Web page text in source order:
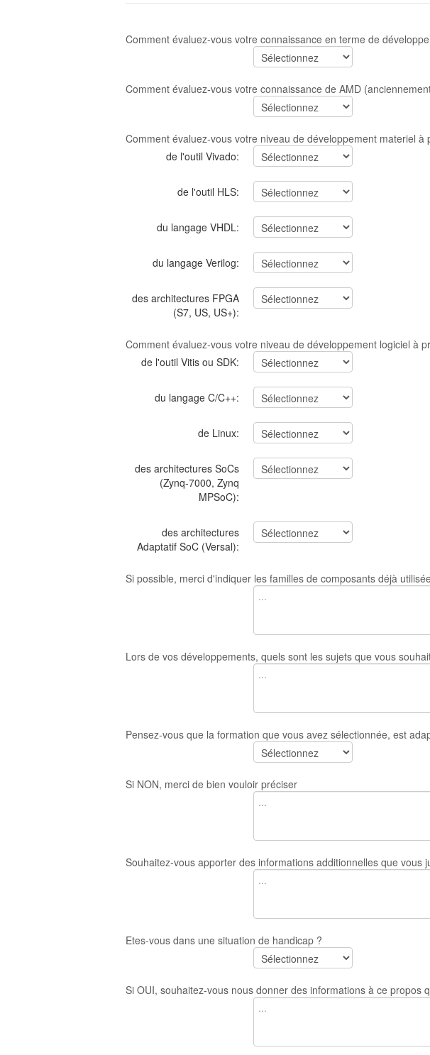
Comment évaluez-vous votre connaissance en terme de
Comment évaluez-vous votre connaissance de AMD
Comment évaluez-vous votre niveau de développement materiel à
de l'outil Vivado:
de l'outil HLS:
du langage VHDL:
du langage Verilog:
des architectures FPGA
(S7, US, US+):
Comment évaluez-vous votre niveau de développement logiciel à
de l'outil Vitis ou SDK:
du langage C/C++:
de Linux:
des architectures SoCs
(Zynq-7000, Zynq
MPSoC):
des architectures
Adaptatif SoC (Versal):
Si possible, merci d'indiquer les familles de composants déjà
Lors de vos développements, quels sont les sujets que vous
Pensez-vous que la formation que vous avez sélectionnée, est
Si NON, merci de bien vouloir préciser
Souhaitez-vous apporter des informations additionnelles que vous
Etes-vous dans une situation de handicap ?
Si OUI, souhaitez-vous nous donner des informations à ce